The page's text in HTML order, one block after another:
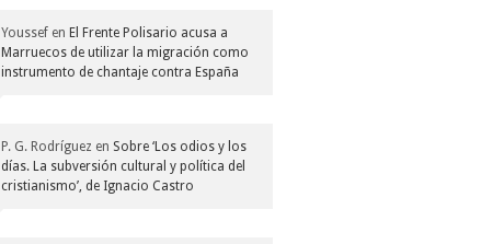
Youssef en El Frente Polisario acusa a
Marruecos de utilizar la migración como
instrumento de chantaje contra España
P. G. Rodríguez en Sobre ‘Los odios y los
días. La subversión cultural y política del
cristianismo’, de Ignacio Castro